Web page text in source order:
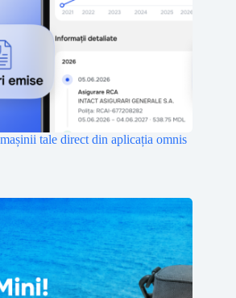
tale direct din aplicația omnis